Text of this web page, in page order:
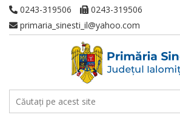
0243-319506
0243-319506
primaria_sinesti_il@yahoo.com